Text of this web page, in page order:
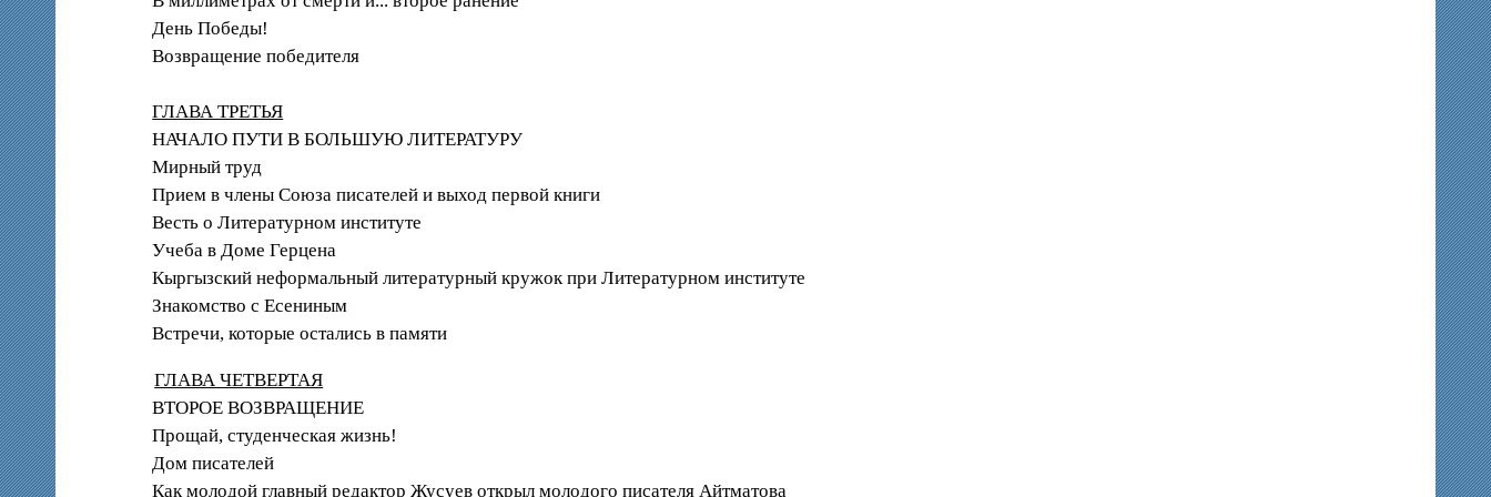
День Победы!
Возвращение победителя
ГЛАВА ТРЕТЬЯ
НАЧАЛО ПУТИ В БОЛЬШУЮ ЛИТЕРАТУРУ
Мирный труд
Прием в члены Союза писателей и выход первой книги
Весть о Литературном институте
Учеба в Доме Герцена
Кыргызский неформальный литературный кружок при Литературном институте
Знакомство с Есениным
Встречи, которые остались в памяти
ГЛАВА ЧЕТВЕРТАЯ
ВТОРОЕ ВОЗВРАЩЕНИЕ
Прощай, студенческая жизнь!
Дом писателей
Как молодой главный редактор Жусуев открыл молодого писателя Айтматова